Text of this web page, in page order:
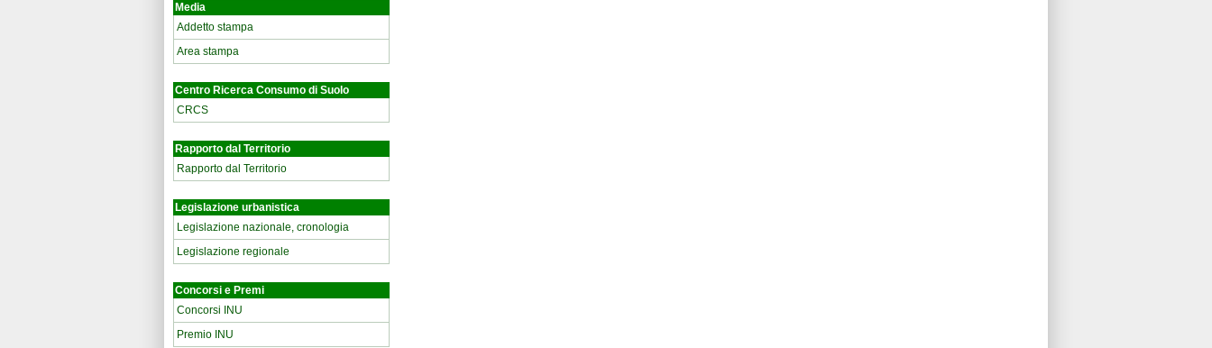
Media
Addetto stampa
Area stampa
Centro Ricerca Consumo di Suolo
CRCS
Rapporto dal Territorio
Rapporto dal Territorio
Legislazione urbanistica
Legislazione nazionale, cronologia
Legislazione regionale
Concorsi e Premi
Concorsi INU
Premio INU